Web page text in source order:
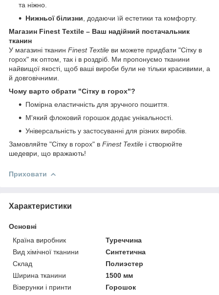
та ніжно.
Нижньої білизни , додаючи їй естетики та комфорту.
Магазин Finest Textile – Ваш надійний постачальник
тканин
У магазині тканин Finest Textile ви можете придбати "Сітку в
горох" як оптом, так і в роздріб. Ми пропонуємо тканини
найвищої якості, щоб ваші вироби були не тільки красивими, а
й довговічними.
Чому варто обрати "Сітку в горох"?
Помірна еластичність для зручного пошиття.
М'який флоковий горошок додає унікальності.
Універсальність у застосуванні для різних виробів.
Замовляйте "Сітку в горох" в Finest Textile і створюйте
шедеври, що вражають!
Приховати
Характеристики
Основні
Країна виробник
Туреччина
Вид хімічної тканини
Синтетична
Склад
Полиэстер
Ширина тканини
1500 мм
Візерунки і принти
Горошок